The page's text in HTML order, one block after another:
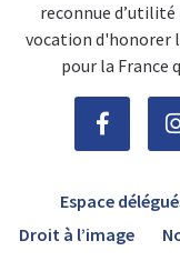
reconnue d’utilité
vocation d'honorer
pour la France
Espace
Droit à l’image